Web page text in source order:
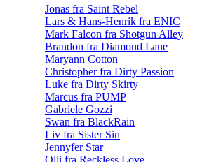
Jonas fra Saint Rebel
Lars & Hans-Henrik fra ENIC
Mark Falcon fra Shotgun Alley
Brandon fra Diamond Lane
Maryann Cotton
Christopher fra Dirty Passion
Luke fra Dirty Skirty
Marcus fra PUMP
Gabriele Gozzi
Swan fra BlackRain
Liv fra Sister Sin
Jennyfer Star
Olli fra Reckless Love